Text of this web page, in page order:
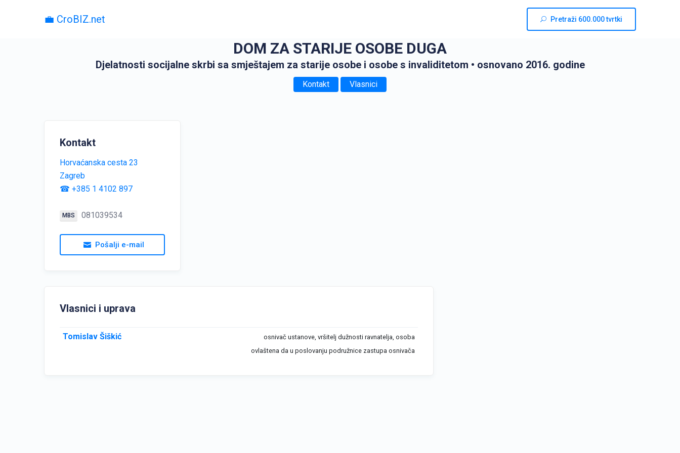
💼 CroBIZ.net Pretraži 600.000 tvrtki
DOM ZA STARIJE OSOBE DUGA
Djelatnosti socijalne skrbi sa smještajem za starije osobe i osobe s invaliditetom • osnovano 2016. godine
Kontakt Vlasnici
Kontakt
Horvaćanska cesta 23
Zagreb
☎ +385 1 4102 897
MBS 081039534
Pošalji e-mail
Vlasnici i uprava
Tomislav Šiškić
osnivač ustanove, vršitelj dužnosti ravnatelja, osoba
ovlaštena da u poslovanju podružnice zastupa osnivača